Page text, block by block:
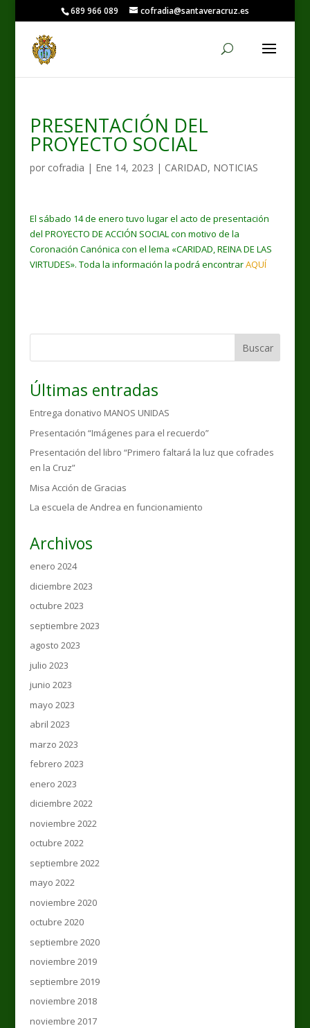
689 966 089 cofradia@santaveracruz.es
PRESENTACIÓN DEL
PROYECTO SOCIAL
por cofradia | Ene 14, 2023 | CARIDAD, NOTICIAS
El sábado 14 de enero tuvo lugar el acto de presentación
del PROYECTO DE ACCIÓN SOCIAL con motivo de la
Coronación Canónica con el lema «CARIDAD, REINA DE LAS
VIRTUDES». Toda la información la podrá encontrarAQUÍ
Buscar
Últimas entradas
Entrega donativo MANOS UNIDAS
Presentación “Imágenes para el recuerdo”
Presentación del libro “Primero faltará la luz que cofrades
en la Cruz”
Misa Acción de Gracias
La escuela de Andrea en funcionamiento
Archivos
enero 2024
diciembre 2023
octubre 2023
septiembre 2023
agosto 2023
julio 2023
junio 2023
mayo 2023
abril 2023
marzo 2023
febrero 2023
enero 2023
diciembre 2022
noviembre 2022
octubre 2022
septiembre 2022
mayo 2022
noviembre 2020
octubre 2020
septiembre 2020
noviembre 2019
septiembre 2019
noviembre 2018
noviembre 2017